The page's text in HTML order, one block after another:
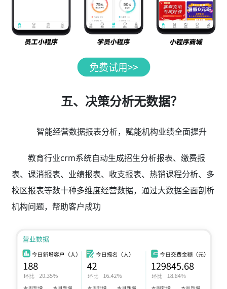
五、决策分析无数据？
智能经营数据报表分析，赋能机构业绩全面提升
教育行业crm系统自动生成招生分析报表、缴费报
表、课消报表、业绩报表、收支报表、热销课程分析、多
校区报表等数十种多维度经营数据，通过大数据全面剖析
机构问题，帮助客户成功